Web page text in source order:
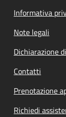
Informativa
Note legali
Dichiarazione
Contatti
Prenotazione
Richiedi